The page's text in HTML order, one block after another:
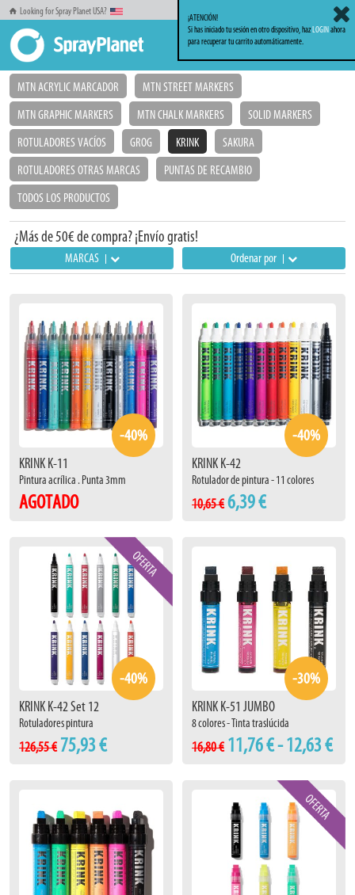
Looking for Spray Planet USA?
Inicio KRINK
MTN ACRYLIC MARCADOR
MTN STREET MARKERS
MTN GRAPHIC MARKERS
MTN CHALK MARKERS
SOLID MARKERS
ROTULADORES VACÍOS
GROG KRINK
SAKURA
ROTULADORES OTRAS MARCAS
PUNTAS DE RECAMBIO
TODOS LOS PRODUCTOS
¿Más de 50€ de compra? ¡Envío gratis!
Ordenar por
MARCAS
-40%
KRINK K-11
Pintura acrílica . Punta 3mm
AGOTADO
-40%
KRINK K-42
Rotulador de pintura - 11 colores
10,65 € 6,39 €
-40%
KRINK K-42 Set 12
Rotuladores pintura
126,55 € 75,93 €
-30%
KRINK K-51 JUMBO
8 colores - Tinta traslúcida
16,80 € 11,76 € - 12,63 €
¡ATENCIÓN!
Si has iniciado tu sesión en otro dispositivo, hazLOGINahora
para recuperar tu carrito automáticamente.